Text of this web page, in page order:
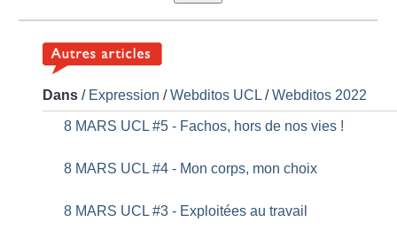
Dans / Expression /Webditos UCL /Webditos 2022
8 MARS UCL #5 - Fachos, hors de nos vies !
8 MARS UCL #4 - Mon corps, mon choix
8 MARS UCL #3 - Exploitées au travail